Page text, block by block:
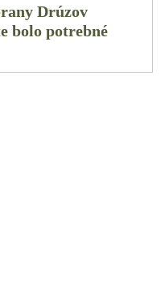
Drúzov
bolo potrebné